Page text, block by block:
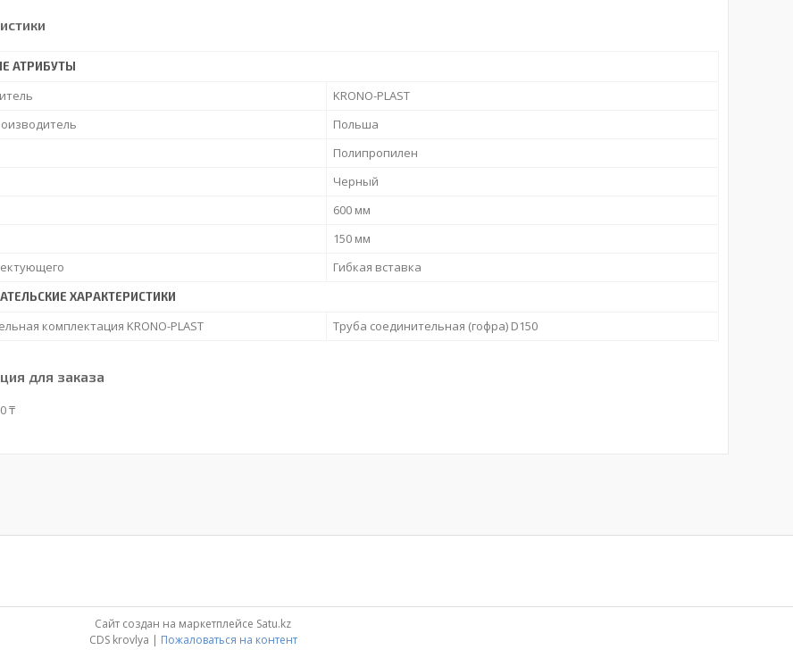
АТРИБУТЫ
KRONO-PLAST
Польша
Полипропилен
Черный
600 мм
150 мм
Гибкая вставка
ХАРАКТЕРИСТИКИ
комплектация KRONO-PLAST Труба соединительная (гофра) D150
для заказа
₸
Сайт создан на маркетплейсе Satu.kz
CDS krovlya | Пожаловаться на контент